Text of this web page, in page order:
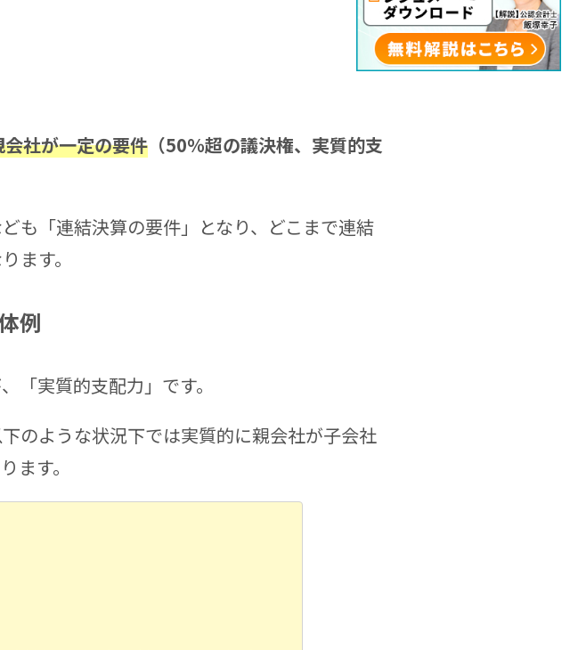
会社が一定の要件 （50％超の議決権、実質的支
も「連結決算の要件」となり、どこまで連結
ます。
例
「実質的支配力」です。
のような状況下では実質的に親会社が子会社
ます。